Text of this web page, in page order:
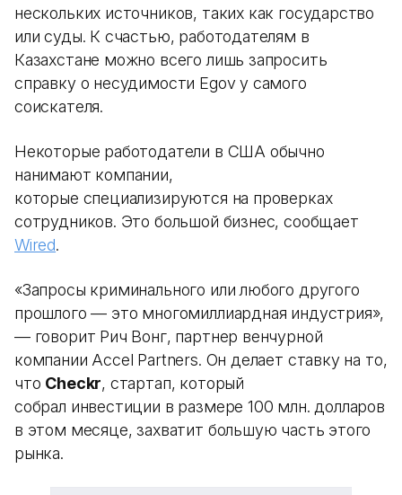
нескольких источников, таких как государство
или суды. К счастью, работодателям в
Казахстане можно всего лишь запросить
справку о несудимости Egov у самого
соискателя.
Некоторые работодатели в США обычно
нанимают компании,
которые специализируются на проверках
сотрудников. Это большой бизнес, сообщает
Wired.
«Запросы криминального или любого другого
прошлого — это многомиллиардная индустрия»,
— говорит Рич Вонг, партнер венчурной
компании Accel Partners. Он делает ставку на то,
что Checkr, стартап, который
собрал инвестиции в размере 100 млн. долларов
в этом месяце, захватит большую часть этого
рынка.